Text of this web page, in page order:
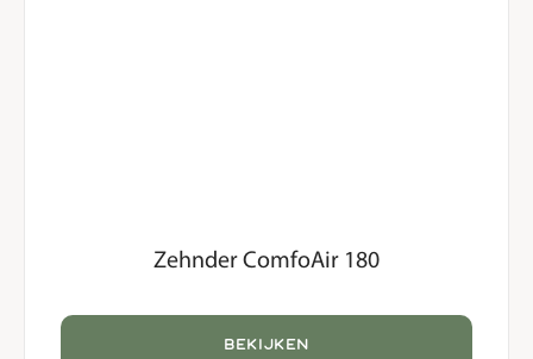
Zehnder ComfoAir 180